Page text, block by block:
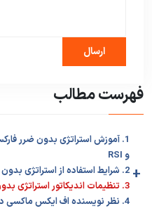
فهرست مطالب
و RSI
2. شرایط استفاده از استراتژی بدون ضرر فارکس +
3. تنظیمات اندیکاتور استراتژی بدون ضرر فارکس
4. نظر نویسنده اف ایکس ماکسی درباره استراتژی بدون ضرر فارکس